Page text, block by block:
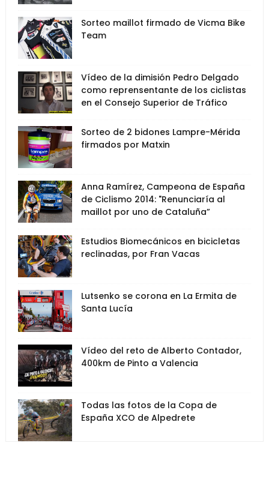
Sorteo maillot firmado de Vicma Bike
Team
Vídeo de la dimisión Pedro Delgado
como reprensentante de los ciclistas
en el Consejo Superior de Tráfico
Sorteo de 2 bidones Lampre-Mérida
firmados por Matxin
Anna Ramírez, Campeona de España
de Ciclismo 2014: "Renunciaría al
maillot por uno de Cataluña”
Estudios Biomecánicos en bicicletas
reclinadas, por Fran Vacas
Lutsenko se corona en La Ermita de
Santa Lucía
Vídeo del reto de Alberto Contador,
400km de Pinto a Valencia
Todas las fotos de la Copa de
España XCO de Alpedrete